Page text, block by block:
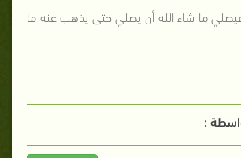
ما شاء الله أن يصلي حتى يذهب عنه ما
: